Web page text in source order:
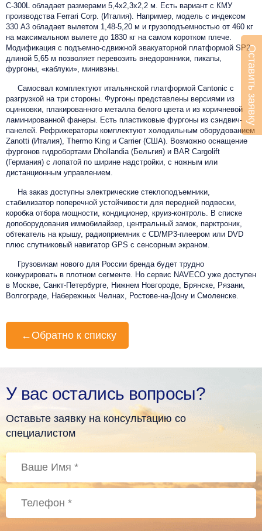
С-300L обладает размерами 5,4х2,3х2,2 м. Есть вариант с КМУ
производства Ferrari Corp. (Италия). Например, модель с индексом
330 А3 обладает вылетом 1,48-5,20 м и грузоподъемностью от 460 кг
на максимальном вылете до 1830 кг на самом коротком плече.
Модификация с подъемно-сдвижной эвакуаторной платформой SP2
длиной 5,65 м позволяет перевозить внедорожники, пикапы,
фургоны, «каблуки», минивэны.
Самосвал комплектуют итальянской платформой Cantonic с
разгрузкой на три стороны. Фургоны представлены версиями из
оцинковки, плакированного металла белого цвета и из коричневой
ламинированной фанеры. Есть пластиковые фургоны из сэндвич-
панелей. Рефрижераторы комплектуют холодильным оборудованием
Zanotti (Италия), Thermo King и Carrier (США). Возможно оснащение
фургонов гидробортами Dhollandia (Бельгия) и BAR Cargolift
(Германия) с лопатой по ширине надстройки, с ножным или
дистанционным управлением.
На заказ доступны электрические стеклоподъемники,
стабилизатор поперечной устойчивости для передней подвески,
коробка отбора мощности, кондиционер, круиз-контроль. В списке
допоборудования иммобилайзер, центральный замок, парктроник,
обтекатель на крышу, радиоприемник с CD/MP3-плеером или DVD
плюс спутниковый навигатор GPS с сенсорным экраном.
Грузовикам нового для России бренда будет трудно
конкурировать в плотном сегменте. Но сервис NAVECO уже доступен
в Москве, Санкт-Петербурге, Нижнем Новгороде, Брянске, Рязани,
Волгограде, Набережных Челнах, Ростове-на-Дону и Смоленске.
← Обратно к списку
У вас остались вопросы?
Оставьте заявку на консультацию со
специалистом
Оставить заявку